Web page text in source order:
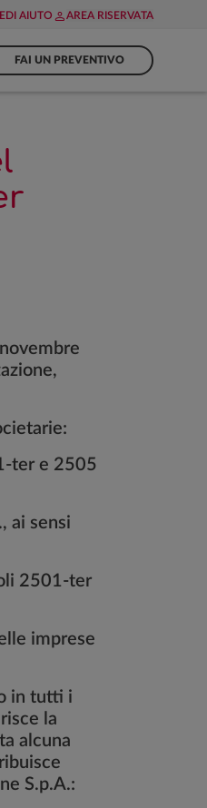
AIUTO AREA RISERVATA
FAI UN PREVENTIVO
ter e 2505
ai sensi
2501-ter
imprese
in tutti i
la
alcuna
S.p.A.: